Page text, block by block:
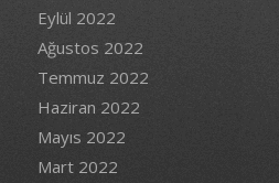
Eylül 2022
Ağustos 2022
Temmuz 2022
Haziran 2022
Mayıs 2022
Mart 2022